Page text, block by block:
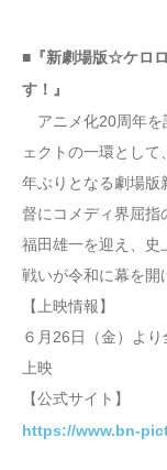
■『新劇場版☆ケロ
す！』
アニメ化20周年を
ェクトの一環とし
年ぶりとなる劇場版
督にコメディ界屈指
福田雄一を迎え、史
戦いが令和に幕を開
【上映情報】
６月26日（金）よ
上映
【公式サイト】
https://www.bn-